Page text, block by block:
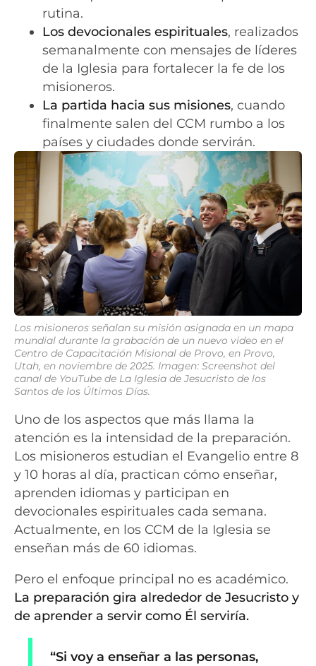
rutina.
Los devocionales espirituales, realizados
semanalmente con mensajes de líderes
de la Iglesia para fortalecer la fe de los
misioneros.
La partida hacia sus misiones, cuando
finalmente salen del CCM rumbo a los
países y ciudades donde servirán.
Los misioneros señalan su misión asignada en un mapa
mundial durante la grabación de un nuevo video en el
Centro de Capacitación Misional de Provo, en Provo,
Utah, en noviembre de 2025. Imagen: Screenshot del
canal de YouTube de La Iglesia de Jesucristo de los
Santos de los Últimos Días.
Uno de los aspectos que más llama la
atención es la intensidad de la preparación.
Los misioneros estudian el Evangelio entre 8
y 10 horas al día, practican cómo enseñar,
aprenden idiomas y participan en
devocionales espirituales cada semana.
Actualmente, en los CCM de la Iglesia se
enseñan más de 60 idiomas.
Pero el enfoque principal no es académico.
La preparación gira alrededor de Jesucristo y
de aprender a servir como Él serviría.
“Si voy a enseñar a las personas,